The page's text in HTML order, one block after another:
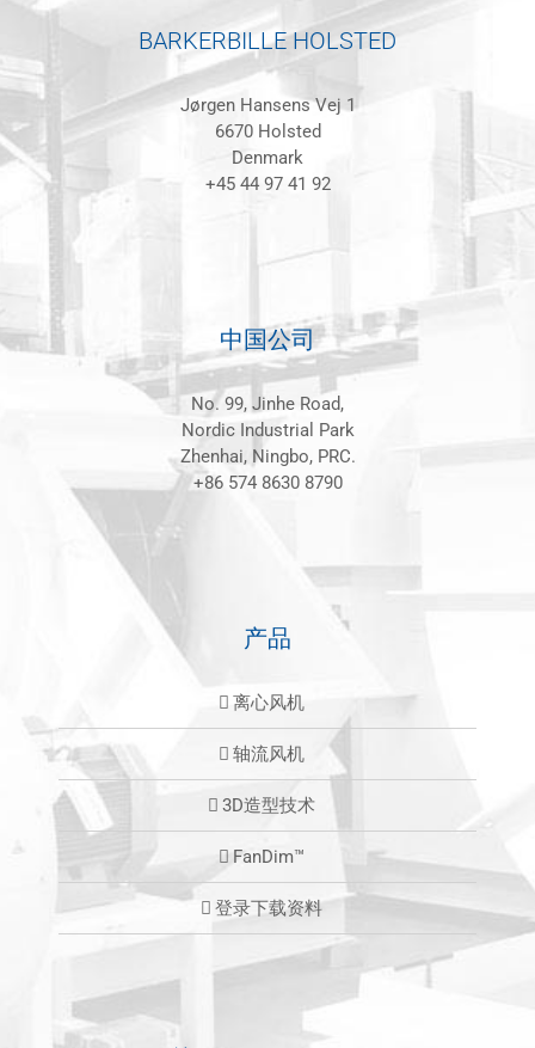
BARKERBILLE HOLSTED
Jørgen Hansens Vej 1
6670 Holsted
Denmark
+45 44 97 41 92
中国公司
No. 99, Jinhe Road,
Nordic Industrial Park
Zhenhai, Ningbo, PRC.
+86 574 8630 8790
产品
离心风机
轴流风机
3D造型技术
FanDim™
登录下载资料